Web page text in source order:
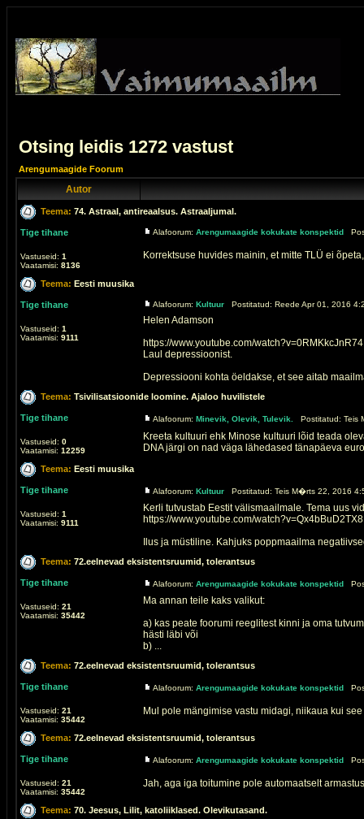
Otsing leidis 1272 vastust
Arengumaagide Foorum
Autor
Teema: 74. Astraal, antireaalsus. Astraaljumal.
Tige tihane
Vastuseid: 1
Vaatamisi: 8136
Alafoorum: Arengumaagide kokukate konspektid
Korrektsuse huvides mainin, et mitte TLÜ ei
Teema: Eesti muusika
Tige tihane
Vastuseid: 1
Vaatamisi: 9111
Alafoorum: Kultuur Postitatud: Reede Apr 01, 2016
Helen Adamson
https://www.youtube.com/watch?v=0RMKkcJnR74
Laul depressioonist.
Depressiooni kohta öeldakse, et see aitab
Teema: Tsivilisatsioonide loomine. Ajaloo huvilistele
Tige tihane
Vastuseid: 0
Vaatamisi: 12259
Alafoorum: Minevik, Olevik, Tulevik. Postitatud: Teis
Kreeta kultuuri ehk Minose kultuuri lõid teada
DNA järgi on nad väga lähedased tänapäeva
Teema: Eesti muusika
Tige tihane
Vastuseid: 1
Vaatamisi: 9111
Alafoorum: Kultuur Postitatud: Teis M�rts 22, 2016
Kerli tutvustab Eestit välismaailmale. Tema uus
https://www.youtube.com/watch?v=Qx4bBuD2TX8
Ilus ja müstiline. Kahjuks poppmaailma
Teema: 72.eelnevad eksistentsruumid, tolerantsus
Tige tihane
Vastuseid: 21
Vaatamisi: 35442
Alafoorum: Arengumaagide kokukate konspektid
Ma annan teile kaks valikut:
a) kas peate foorumi reeglitest kinni ja oma
hästi läbi või
b) ...
Teema: 72.eelnevad eksistentsruumid, tolerantsus
Tige tihane
Vastuseid: 21
Vaatamisi: 35442
Alafoorum: Arengumaagide kokukate konspektid
Mul pole mängimise vastu midagi, niikaua kui
Teema: 72.eelnevad eksistentsruumid, tolerantsus
Tige tihane
Vastuseid: 21
Vaatamisi: 35442
Alafoorum: Arengumaagide kokukate konspektid
Jah, aga iga toitumine pole automaatselt
Teema: 70. Jeesus, Lilit, katoliiklased. Olevikutasand.